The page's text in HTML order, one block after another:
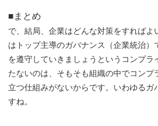
■まとめ
で、結局、企業はどんな対策をすればよ
はトップ主導のガバナンス（企業統治）
を遵守していきましょうというコンプラ
たないのは、そもそも組織の中でコンプ
立つ仕組みがないからです。いわゆるガ
すね。